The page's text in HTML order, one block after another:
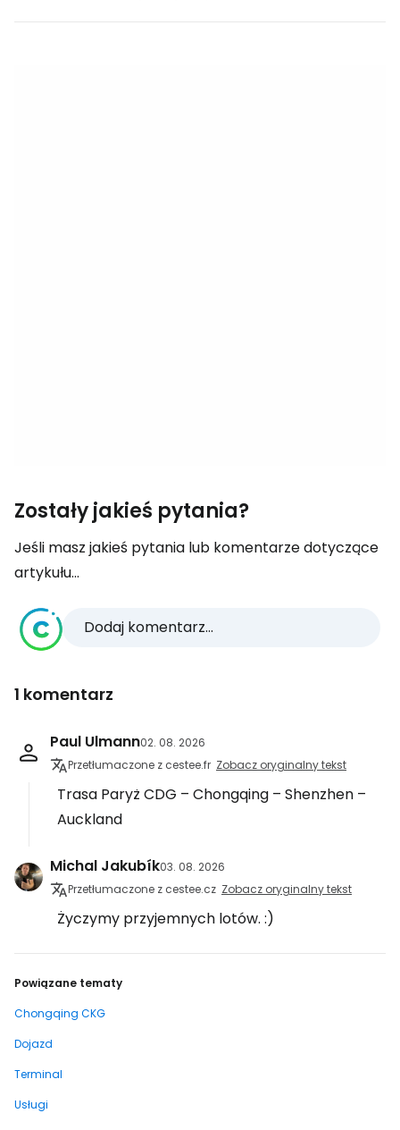
Zostały jakieś pytania?
Jeśli masz jakieś pytania lub komentarze dotyczące
artykułu...
Dodaj komentarz...
1 komentarz
Paul Ulmann02. 08. 2026
Przetłumaczone z cestee.fr Zobacz oryginalny tekst
Trasa Paryż CDG – Chongqing – Shenzhen –
Auckland
Michal Jakubík03. 08. 2026
Przetłumaczone z cestee.cz Zobacz oryginalny tekst
Życzymy przyjemnych lotów. :)
Powiązane tematy
Chongqing CKG
Dojazd
Terminal
Usługi